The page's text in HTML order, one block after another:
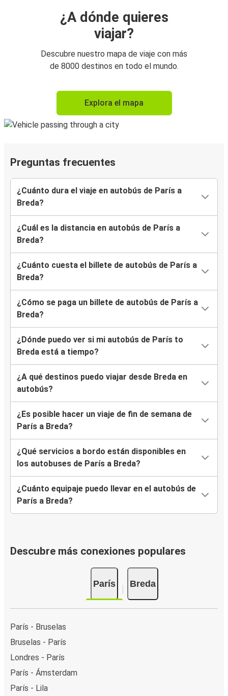
¿A dónde quieres
viajar?
Descubre nuestro mapa de viaje con más
de 8000 destinos en todo el mundo.
Explora el mapa
Preguntas frecuentes
¿Cuánto dura el viaje en autobús de París a
Breda?
¿Cuál es la distancia en autobús de París a
Breda?
¿Cuánto cuesta el billete de autobús de París a
Breda?
¿Cómo se paga un billete de autobús de París a
Breda?
¿Dónde puedo ver si mi autobús de París to
Breda está a tiempo?
¿A qué destinos puedo viajar desde Breda en
autobús?
¿Es posible hacer un viaje de fin de semana de
París a Breda?
¿Qué servicios a bordo están disponibles en
los autobuses de París a Breda?
¿Cuánto equipaje puedo llevar en el autobús de
París a Breda?
Descubre más conexiones populares
París Breda
París - Bruselas
Bruselas - París
Londres - París
París - Ámsterdam
París - Lila